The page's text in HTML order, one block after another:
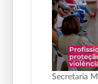
Secretaria